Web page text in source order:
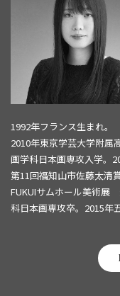
1992年フランス生まれ。
2010年東京学芸大学附属
画学科日本画専攻入学。
第11回福知山市佐藤太清
FUKUIサムホール美術展
科日本画専攻卒。2015年
館で個展開催。同春に
（五島記念文化賞海外